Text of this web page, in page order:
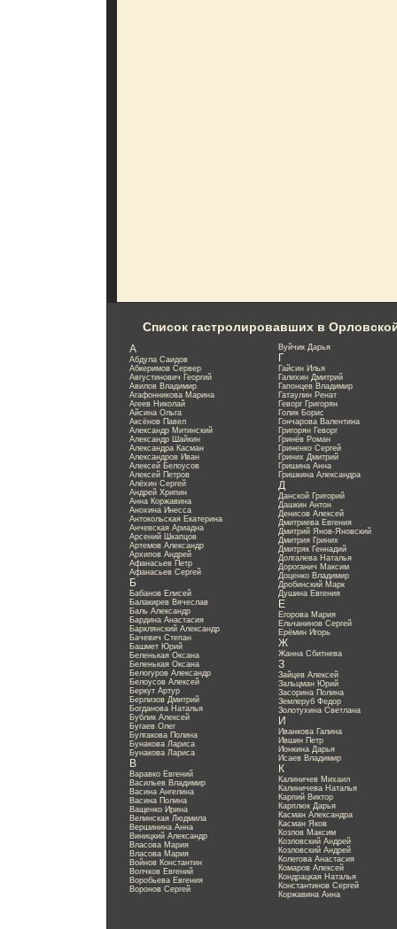
Список гастролировавших в
А
Абдула Саидов
Абкеримов Сервер
Августинович Георгий
Авилов Владимир
Агафонникова Марина
Агеев Николай
Айсина Ольга
Аксёнов Павел
Александр Митинский
Александр Шайкин
Александра Касман
Александров Иван
Алексей Белоусов
Алексей Петров
Алёхин Сергей
Андрей Хрипин
Анна Коржавина
Анохина Инесса
Антокольская Екатерина
Анчевская Ариадна
Арсений Шкапцов
Артемов Александр
Архипов Андрей
Афанасьев Петр
Афанасьев Сергей
Б
Бабанов Елисей
Балакирев Вячеслав
Баль Александр
Бардина Анастасия
Барклянский Александр
Бачевич Степан
Башмет Юрий
Беленькая Оксана
Беленькая Оксана
Белогуров Александр
Белоусов Алексей
Беркут Артур
Берлизов Дмитрий
Богданова Наталья
Бублик Алексей
Бугаев Олег
Булгакова Полина
Бунакова Лариса
Бунакова Лариса
В
Варавко Евгений
Васильев Владимир
Васина Ангелина
Васина Полина
Ващенко Ирина
Велинская Людмила
Вершинина Анна
Виницкий Александр
Власова Мария
Власова Мария
Войнов Константин
Волчков Евгений
Воробьева Евгения
Воронов Сергей
Вуйчик Дарья
Г
Гайсин Илья
Галихин Дмитрий
Гапонцев Владимир
Гатаулин Ренат
Геворг Григорян
Голик Борис
Гончарова Валентина
Григорян Геворг
Гринёв Роман
Гриненко Сергей
Гриних Дмитрий
Гришина Анна
Гришкина Александра
Д
Данской Григорий
Дашкин Антон
Денисов Алексей
Дмитриева Евгения
Дмитрий Янов-Яновский
Дмитрия Гриних
Дмитряк Геннадий
Долгалева Наталья
Дороганич Максим
Доценко Владимир
Дробинский Марк
Душина Евгения
Е
Егорова Мария
Ельчанинов Сергей
Ерёмин Игорь
Ж
Жанна Сбитнева
З
Зайцев Алексей
Зальцман Юрий
Засорина Полина
Землеруб Федор
Золотухина Светлана
И
Иванкова Галина
Ившин Петр
Ионкина Дарья
Исаев Владимир
К
Калиничев Михаил
Калиничева Наталья
Карпий Виктор
Карплюк Дарья
Касман Александра
Касман Яков
Козлов Максим
Козловский Андрей
Козловский Андрей
Колегова Анастасия
Комаров Алексей
Кондрацкая Наталья
Константинов Сергей
Коржавина Анна